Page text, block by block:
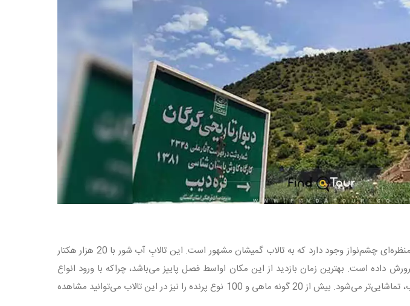
در مسیر گمیشان به خواجه نفس، تالابی زیبا و با منظره‌ای چشم‌نواز وجود دارد که به تالاب گمیشان مشهور است. این تالابِ آب شور با 20 هزار هکتار
داده است. بهترین زمان بازدید از این مکان اواسط فصل پاییز می‌باشد، چراکه با ورود انواع
پرندگان مانند قو، غاز، کشیم، بوتیمار و بالکان، تالاب، تماشایی‌تر می‌شود. بیش از 20 گونه ماهی و 100 نوع پرنده را نیز در این تالاب می‌توانید مشاهده